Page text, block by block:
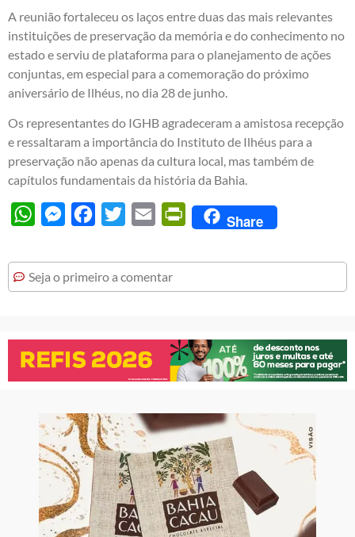
A reunião fortaleceu os laços entre duas das mais relevantes
instituições de preservação da memória e do conhecimento no
estado e serviu de plataforma para o planejamento de ações
conjuntas, em especial para a comemoração do próximo
aniversário de Ilhéus, no dia 28 de junho.
Os representantes do IGHB agradeceram a amistosa recepção
e ressaltaram a importância do Instituto de Ilhéus para a
preservação não apenas da cultura local, mas também de
capítulos fundamentais da história da Bahia.
WhatsAppMessengerFacebook
Twitter Email PrintFriendly
Share
Seja o primeiro a comentar